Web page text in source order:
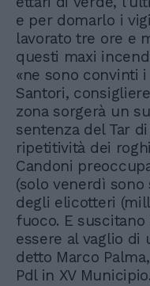
e per domarlo i
lavorato tre ore e
questi maxi
«ne sono convinti
Santori,
zona sorgerà un
sentenza del Tar
ripetitività dei
Candoni
(solo venerdì sono
degli elicotteri
fuoco. E
essere al vaglio di
detto Marco
Pdl in XV Municipio.